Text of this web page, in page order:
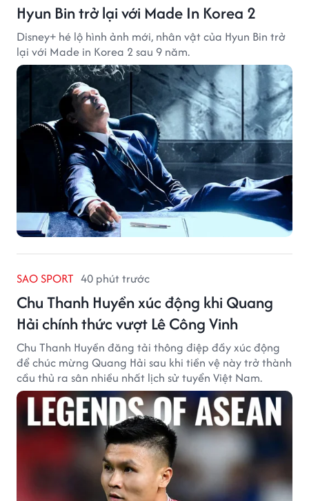
Hyun Bin trở lại với Made In Korea 2
Disney+ hé lộ hình ảnh mới, nhân vật của Hyun Bin trở
lại với Made in Korea 2 sau 9 năm.
SAO SPORT 40 phút trước
Chu Thanh Huyền xúc động khi Quang
Hải chính thức vượt Lê Công Vinh
Chu Thanh Huyền đăng tải thông điệp đầy xúc động
để chúc mừng Quang Hải sau khi tiền vệ này trở thành
cầu thủ ra sân nhiều nhất lịch sử tuyển Việt Nam.